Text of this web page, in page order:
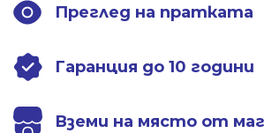
Преглед на пратката
Гаранция до 10 години
Вземи на място от